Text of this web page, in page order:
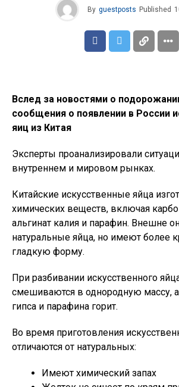
By guestposts Published
Вслед за новостями о
сообщения о появлении в России
яиц из Китая
Эксперты проанализировали
внутреннем и мировом рынках.
Китайские искусственные яйца
химических веществ, включая
альгинат калия и парафин. Внешне
натуральные яйца, но имеют более
гладкую форму.
При разбивании искусственного
смешиваются в однородную массу, а
гипса и парафина горит.
Во время приготовления
отличаются от натуральных:
Имеют химический запах